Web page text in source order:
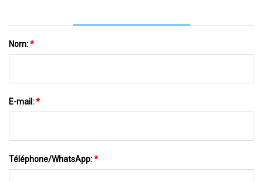
Nom:*
E-mail:*
Téléphone/WhatsApp:*